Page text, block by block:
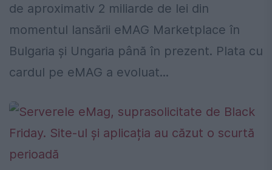
de aproximativ 2 miliarde de lei din
momentul lansării eMAG Marketplace în
Bulgaria și Ungaria până în prezent. Plata cu
cardul pe eMAG a evoluat...